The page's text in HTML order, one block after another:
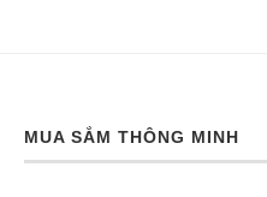
MUA SẮM THÔNG MINH